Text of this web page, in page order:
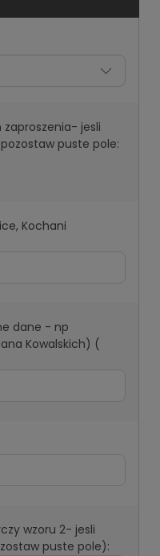
zaproszenia- jesli
puste pole:
Kochani
dane - np
Kowalskich) (
wzoru 2- jesli
puste pole):